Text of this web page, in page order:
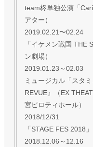
team柊単独公演「
アター）
2019.02.21〜02.24
「イケメン戦国 THE
ン劇場）
2019.01.23～02.03
ミュージカル「スタ
REVUE』（EX
宮ピロティホール）
2018/12/31
「STAGE FES 2018
2018.12.06～12.16